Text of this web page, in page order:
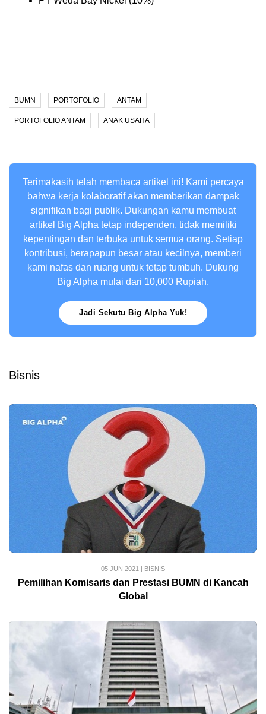
BUMN PORTOFOLIO ANTAM
PORTOFOLIO ANTAM ANAK USAHA
Terimakasih telah membaca artikel ini! Kami percaya
bahwa kerja kolaboratif akan memberikan dampak
signifikan bagi publik. Dukungan kamu membuat
artikel Big Alpha tetap independen, tidak memiliki
kepentingan dan terbuka untuk semua orang. Setiap
kontribusi, berapapun besar atau kecilnya, memberi
kami nafas dan ruang untuk tetap tumbuh. Dukung
Big Alpha mulai dari 10,000 Rupiah.
Jadi Sekutu Big Alpha Yuk!
Bisnis
05 JUN 2021 | BISNIS
Pemilihan Komisaris dan Prestasi BUMN di Kancah
Global